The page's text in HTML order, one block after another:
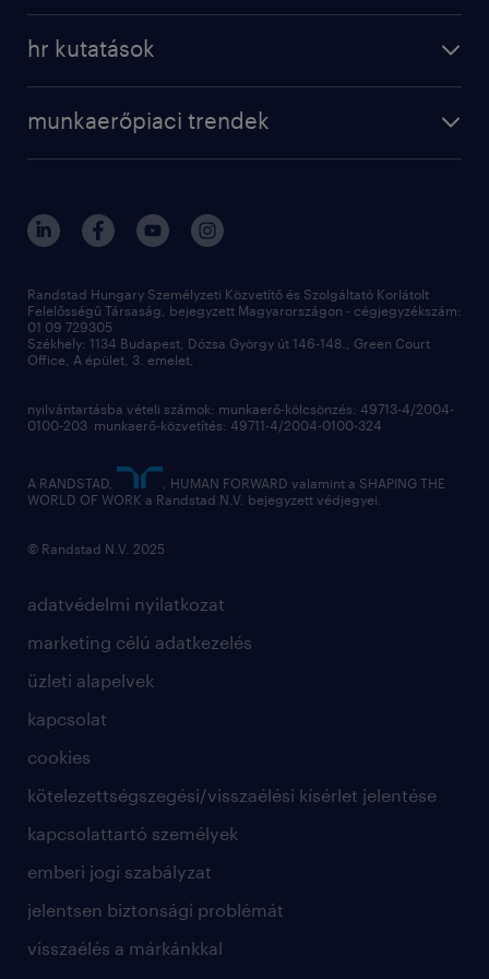
karrier tippek
kapcsolat
operational
kapcsolat
hr kutatások
employer brand research
munkaerőpiaci trendek
hr kutatások
kiválasztás
megtartás
munkahelyi teljesítmény
toborzás
munkaerőpiac
hírlevél
adatvédelmi nyilatkozat
marketing célú adatkezelés
üzleti alapelvek
kapcsolat
cookies
kötelezettségszegési/visszaélési kísérlet jelentése
kapcsolattartó személyek
emberi jogi szabályzat
jelentsen biztonsági problémát
visszaélés a márkánkkal
Randstad Hungary Személyzeti Közvetítő és Szolgáltató Korlátolt
Felelősségű Társaság, bejegyzett Magyarországon - cégjegyzékszám:
01 09 729305
Székhely: 1134 Budapest, Dózsa György út 146-148., Green Court
Office, A épület, 3. emelet,
nyilvántartásba vételi számok: munkaerő-kölcsönzés: 49713-4/2004-
0100-203 munkaerő-közvetítés: 49711-4/2004-0100-324
A RANDSTAD,
, HUMAN FORWARD valamint a SHAPING THE
WORLD OF WORK a Randstad N.V. bejegyzett védjegyei.
© Randstad N.V. 2025